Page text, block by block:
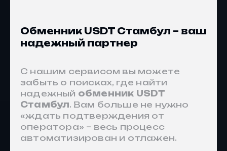
Обменник USDT Стамбул – ваш
надежный партнер
С нашим сервисом вы можете
забыть о поисках, где найти
надежный обменник USDT
Стамбул. Вам больше не нужно
«ждать подтверждения от
оператора» – весь процесс
автоматизирован и отлажен.